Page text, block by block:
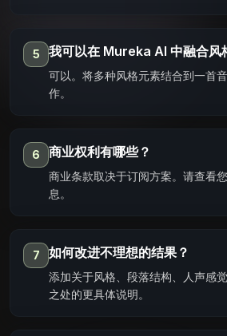
5 我可以在 Mureka AI 中融合风
可以。将多种风格元素结合到一首
作。
6 商业权利有哪些？
商业条款取决于订阅方案。请查看
息。
7 如何改进不理想的结果？
添加关于风格、段落结构、人声感
之处的更具体说明。